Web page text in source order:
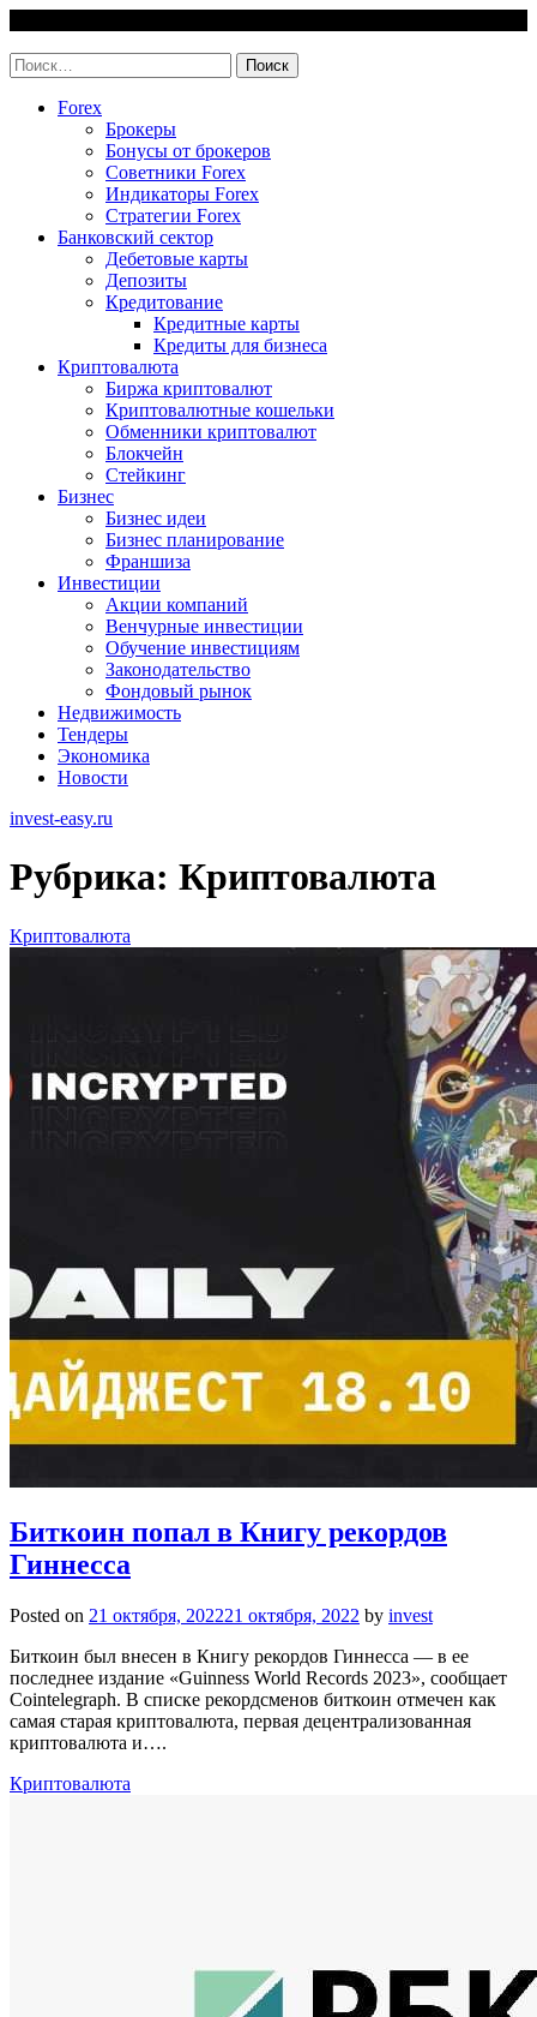
content
Найти:
Forex
Брокеры
Бонусы от брокеров
Советники Forex
Индикаторы Forex
Стратегии Forex
Банковский сектор
Дебетовые карты
Депозиты
Кредитование
Кредитные карты
Кредиты для бизнеса
Криптовалюта
Биржа криптовалют
Криптовалютные кошельки
Обменники криптовалют
Блокчейн
Стейкинг
Бизнес
Бизнес идеи
Бизнес планирование
Франшиза
Инвестиции
Акции компаний
Венчурные инвестиции
Обучение инвестициям
Законодательство
Фондовый рынок
Недвижимость
Тендеры
Экономика
Новости
invest-easy.ru
Рубрика: Криптовалюта
Криптовалюта
Биткоин попал в Книгу рекордов
Гиннесса
Posted on 21 октября, 202221 октября, 2022 by invest
Биткоин был внесен в Книгу рекордов Гиннесса — в ее
последнее издание «Guinness World Records 2023», сообщает
Cointelegraph. В списке рекордсменов биткоин отмечен как
самая старая криптовалюта, первая децентрализованная
криптовалюта и….
Криптовалюта